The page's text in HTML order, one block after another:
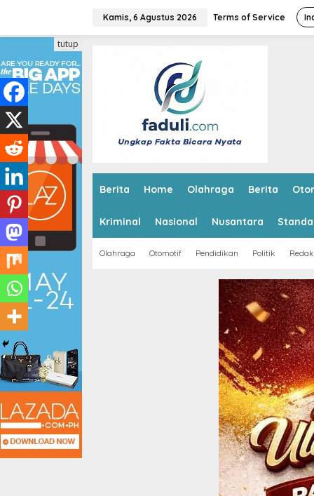
i
k
e
k
n
n
Kamis, 6 Agustus 2026 Terms of Service
Berita Home Olahraga Berita
Kriminal Nasional Nusantara
Olahraga Otomotif Pendidikan Politik
tutup